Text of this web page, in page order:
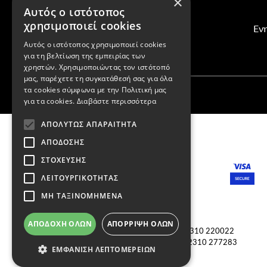
ΚΑΤΑΣΤΗΜΑΤΑ
Τσιμισκή 88, Θεσσαλονίκη Ελλάδα, 54622Τηλ.
2310 220022
2310 277283
Αυτός ο ιστότοπος
χρησιμοποιεί cookies
Αυτός ο ιστότοπος χρησιμοποιεί cookies
για τη βελτίωση της εμπειρίας των
χρηστών. Χρησιμοποιώντας τον ιστότοπό
μας, παρέχετε τη συγκατάθεσή σας για όλα
τα cookies σύμφωνα με την Πολιτική μας
για τα cookies. Διαβάστε περισσότερα
ΑΠΟΛΎΤΩΣ ΑΠΑΡΑΊΤΗΤΑ
ΑΠΌΔΟΣΗΣ
ΣΤΌΧΕΥΣΗΣ
ΛΕΙΤΟΥΡΓΙΚΌΤΗΤΑΣ
ΜΗ ΤΑΞΙΝΟΜΗΜΈΝΑ
ΑΠΟΔΟΧΉ ΌΛΩΝ ΑΠΌΡΡΙΨΗ ΌΛΩΝ
ΕΜΦΆΝΙΣΗ ΛΕΠΤΟΜΕΡΕΙΏΝ